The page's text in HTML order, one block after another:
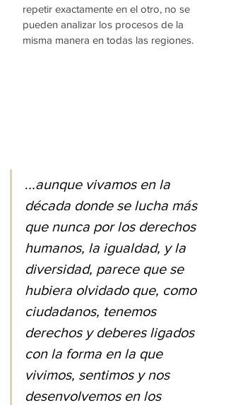
repetir exactamente en el otro, no se
pueden analizar los procesos de la
misma manera en todas las regiones.
...aunque vivamos en la
década donde se lucha más
que nunca por los derechos
humanos, la igualdad, y la
diversidad, parece que se
hubiera olvidado que, como
ciudadanos, tenemos
derechos y deberes ligados
con la forma en la que
vivimos, sentimos y nos
desenvolvemos en los